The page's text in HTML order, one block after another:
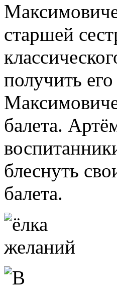
старшей
получить
балета.
блеснуть
балета.